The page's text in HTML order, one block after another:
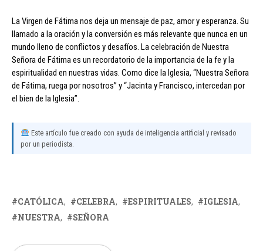
La Virgen de Fátima nos deja un mensaje de paz, amor y esperanza. Su
llamado a la oración y la conversión es más relevante que nunca en un
mundo lleno de conflictos y desafíos. La celebración de Nuestra
Señora de Fátima es un recordatorio de la importancia de la fe y la
espiritualidad en nuestras vidas. Como dice la Iglesia, “Nuestra Señora
de Fátima, ruega por nosotros” y “Jacinta y Francisco, intercedan por
el bien de la Iglesia”.
Este artículo fue creado con ayuda de inteligencia artificial y revisado
por un periodista.
CATÓLICA CELEBRA ESPIRITUALES
IGLESIA
NUESTRA
SEÑORA